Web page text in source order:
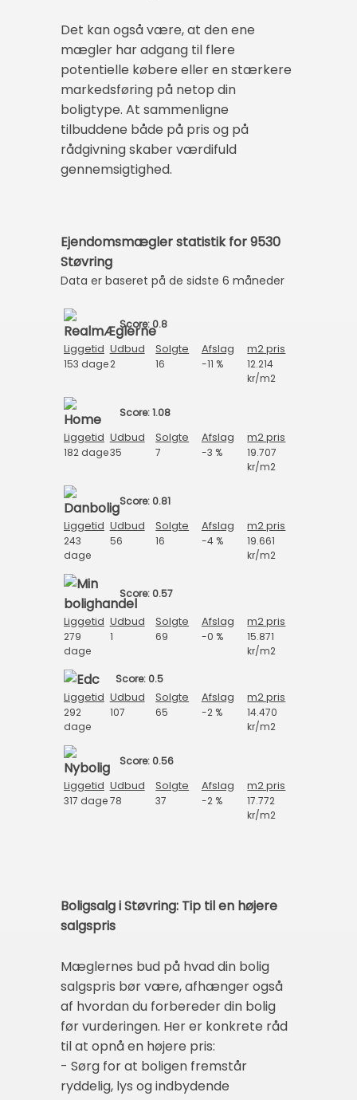
Det kan også være, at den ene
mægler har adgang til flere
potentielle købere eller en stærkere
markedsføring på netop din
boligtype. At sammenligne
tilbuddene både på pris og på
rådgivning skaber værdifuld
gennemsigtighed.
Ejendomsmægler statistik for 9530
Støvring
Data er baseret på de sidste 6 måneder
Score: 0.8
Liggetid Udbud Solgte Afslag m2 pris
153 dage2 16 -11 %
12.214
kr/m2
Score: 1.08
Liggetid Udbud Solgte Afslag m2 pris
182 dage35 7 -3 %
19.707
kr/m2
Score: 0.81
Liggetid Udbud Solgte Afslag m2 pris
243
dage
56 16 -4 %
19.661
kr/m2
Score: 0.57
Liggetid Udbud Solgte Afslag m2 pris
279
dage
1 69 -0 %
15.871
kr/m2
Score: 0.5
Liggetid Udbud Solgte Afslag m2 pris
292
dage
107 65 -2 %
14.470
kr/m2
Score: 0.56
Liggetid Udbud Solgte Afslag m2 pris
317 dage78 37 -2 %
17.772
kr/m2
Boligsalg i Støvring: Tip til en højere
salgspris
Mæglernes bud på hvad din bolig
salgspris bør være, afhænger også
af hvordan du forbereder din bolig
før vurderingen. Her er konkrete råd
til at opnå en højere pris:
- Sørg for at boligen fremstår
ryddelig, lys og indbydende